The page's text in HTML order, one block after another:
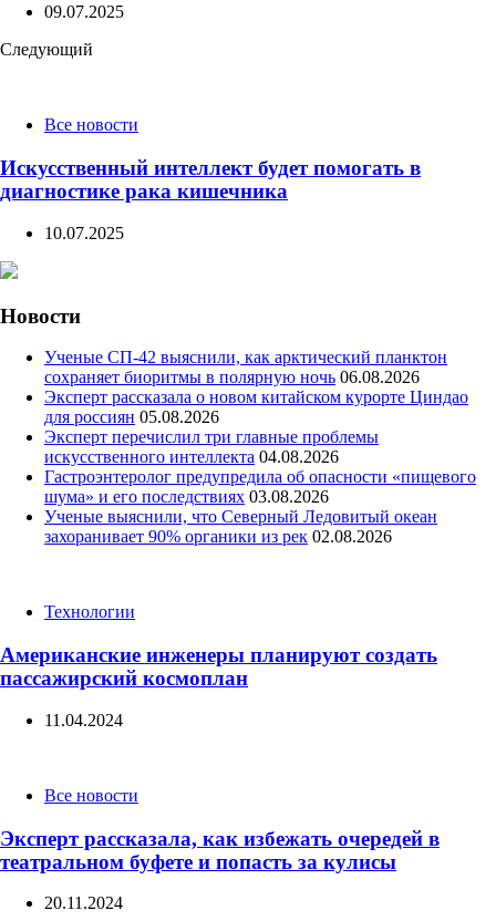
09.07.2025
Следующий
Все новости
Искусственный интеллект будет помогать в
диагностике рака кишечника
10.07.2025
Новости
Ученые СП-42 выяснили, как арктический планктон
сохраняет биоритмы в полярную ночь 06.08.2026
Эксперт рассказала о новом китайском курорте Циндао
для россиян 05.08.2026
Эксперт перечислил три главные проблемы
искусственного интеллекта 04.08.2026
Гастроэнтеролог предупредила об опасности «пищевого
шума» и его последствиях 03.08.2026
Ученые выяснили, что Северный Ледовитый океан
захоранивает 90% органики из рек 02.08.2026
CategoriesТехнологии
Американские инженеры планируют создать
пассажирский космоплан
11.04.2024
CategoriesВсе новости
Эксперт рассказала, как избежать очередей в
театральном буфете и попасть за кулисы
20.11.2024